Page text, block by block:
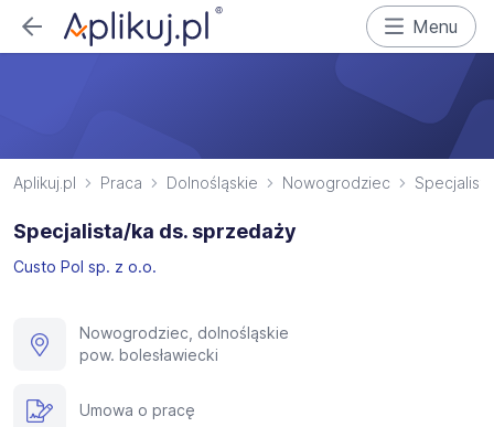
Menu
Aplikuj.pl Praca Dolnośląskie Nowogrodziec
Specjalista/ka ds. sprzedaży
Custo Pol sp. z o.o.
Nowogrodziec, dolnośląskie
pow. bolesławiecki
Umowa o pracę